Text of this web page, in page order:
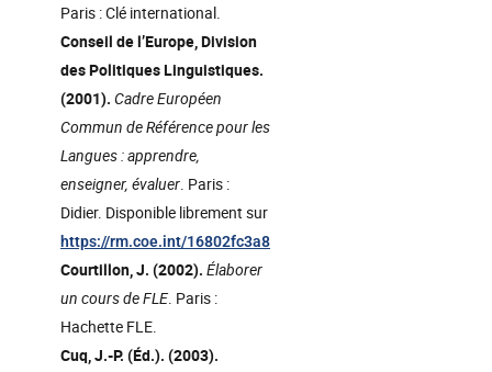
Paris : Clé international.
Conseil de l’Europe, Division
des Politiques Linguistiques.
(2001). Cadre Européen
Commun de Référence pour les
Langues : apprendre,
enseigner, évaluer. Paris :
Didier. Disponible librement sur
https://rm.coe.int/16802fc3a8
Courtillon, J. (2002). Élaborer
un cours de FLE. Paris :
Hachette FLE.
Cuq, J.-P. (Éd.). (2003).